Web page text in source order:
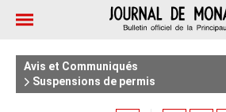
Avis et Communiqués
Suspensions de permis